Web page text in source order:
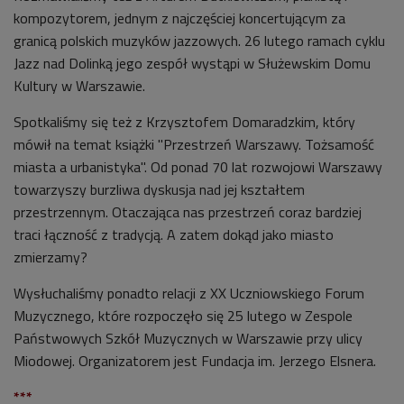
kompozytorem, jednym z najczęściej koncertującym za
granicą polskich muzyków jazzowych. 26 lutego ramach cyklu
Jazz nad Dolinką jego zespół wystąpi w Służewskim Domu
Kultury w Warszawie.
Spotkaliśmy się też z Krzysztofem Domaradzkim, który
mówił na temat książki "Przestrzeń Warszawy. Tożsamość
miasta a urbanistyka". Od ponad 70 lat rozwojowi Warszawy
towarzyszy burzliwa dyskusja nad jej kształtem
przestrzennym. Otaczająca nas przestrzeń coraz bardziej
traci łączność z tradycją. A zatem dokąd jako miasto
zmierzamy?
Wysłuchaliśmy ponadto relacji z XX Uczniowskiego Forum
Muzycznego, które rozpoczęło się 25 lutego w Zespole
Państwowych Szkół Muzycznych w Warszawie przy ulicy
Miodowej. Organizatorem jest Fundacja im. Jerzego Elsnera.
***